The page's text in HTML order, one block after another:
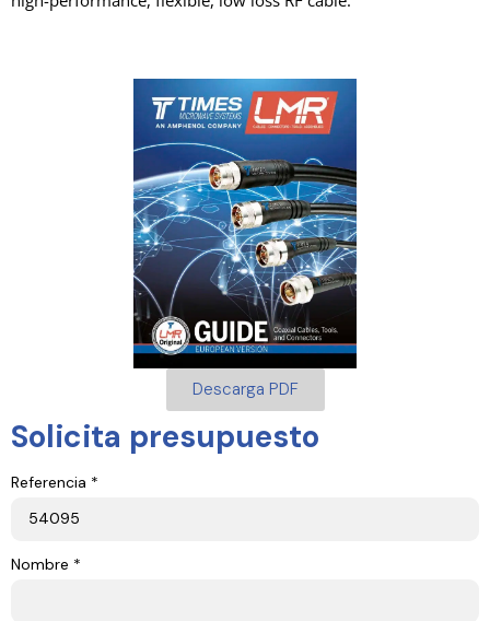
Descarga PDF
Solicita presupuesto
Referencia *
Nombre *